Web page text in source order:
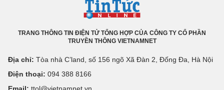
TRANG THÔNG TIN ĐIỆN TỬ TỔNG HỢP CỦA CÔNG TY CỔ PHẦN
TRUYỀN THÔNG VIETNAMNET
Địa chỉ: Tòa nhà C’land, số 156 ngõ Xã Đàn 2, Đống Đa, Hà Nội
Điện thoại: 094 388 8166